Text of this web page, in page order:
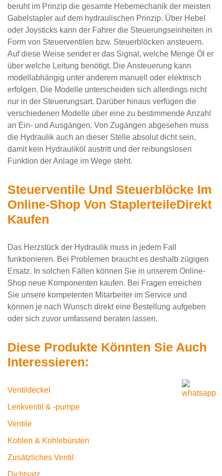
beruht im Prinzip die gesamte Hebemechanik der meisten
Gabelstapler auf dem hydraulischen Prinzip. Über Hebel
oder Joysticks kann der Fahrer die Steuerungseinheiten in
Form von Steuerventilen bzw. Steuerblöcken ansteuern.
Auf diese Weise sendet er das Signal, welche Menge Öl er
über welche Leitung benötigt. Die Ansteuerung kann
modellabhängig unter anderem manuell oder elektrisch
erfolgen. Die Modelle unterscheiden sich allerdings nicht
nur in der Steuerungsart. Darüber hinaus verfügen die
verschiedenen Modelle über eine zu bestimmende Anzahl
an Ein- und Ausgängen. Von Zugängen abgesehen muss
die Hydraulik auch an dieser Stelle absolut dicht sein,
damit kein Hydrauliköl austritt und der reibungslosen
Funktion der Anlage im Wege steht.
Steuerventile Und Steuerblöcke Im
Online-Shop Von StaplerteileDirekt
Kaufen
Das Herzstück der Hydraulik muss in jedem Fall
funktionieren. Bei Problemen braucht es deshalb zügigen
Ersatz. In solchen Fällen können Sie in unserem Online-
Shop neue Komponenten kaufen. Bei Fragen erreichen
Sie unsere kompetenten Mitarbeiter im Service und
können je nach Wunsch direkt eine Bestellung aufgeben
oder sich zuvor umfassend beraten lassen.
Diese Produkte Könnten Sie Auch
Interessieren:
Ventildeckel
Lenkventil & -pumpe
Ventile
Kohlen & Kohlebürsten
Zusätzliches Ventil